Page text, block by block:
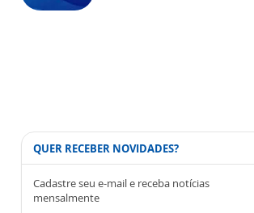
QUER RECEBER NOVIDADES?
Cadastre seu e-mail e receba notícias
mensalmente